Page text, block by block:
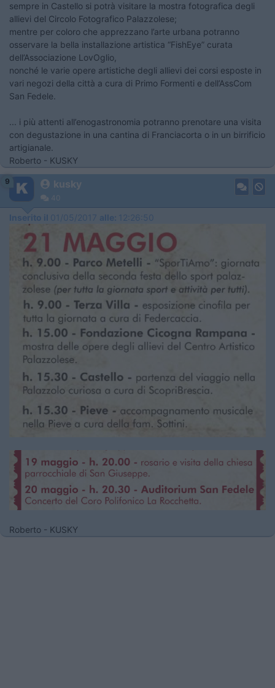
sempre in Castello si potrà visitare la mostra fotografica degli
allievi del Circolo Fotografico Palazzolese;
mentre per coloro che apprezzano l’arte urbana potranno
osservare la bella installazione artistica “FishEye” curata
dell’Associazione LovOglio,
nonché le varie opere artistiche degli allievi dei corsi esposte in
vari negozi della città a cura di Primo Formenti e dell’AssCom
San Fedele.
... i più attenti all’enogastronomia potranno prenotare una visita
con degustazione in una cantina di Franciacorta o in un birrificio
artigianale.
Roberto - KUSKY
9 kusky
40
Inserito il 01/05/2017 alle: 12:26:50
Roberto - KUSKY